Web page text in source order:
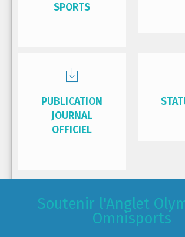
SPORTS
PUBLICATION
JOURNAL
OFFICIEL
Soutenir l'Anglet
Omnisports